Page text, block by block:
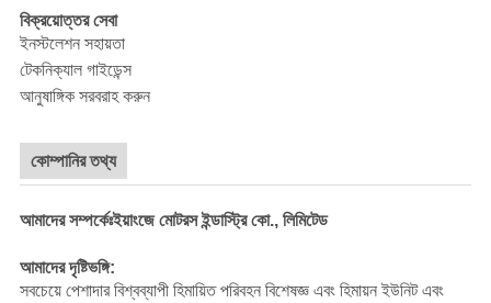
বিক্রয়োত্তর সেবা
ইনস্টলেশন সহায়তা
টেকনিক্যাল গাইডেন্স
আনুষাঙ্গিক সরবরাহ করুন
কোম্পানির তথ্য
আমাদের সম্পর্কেঃইয়াংজে মোটরস ইন্ডাস্ট্রি কো., লিমিটেড
আমাদের দৃষ্টিভঙ্গি:
সবচেয়ে পেশাদার বিশ্বব্যাপী হিমায়িত পরিবহন বিশেষজ্ঞ এবং হিমায়ন ইউনিট এবং